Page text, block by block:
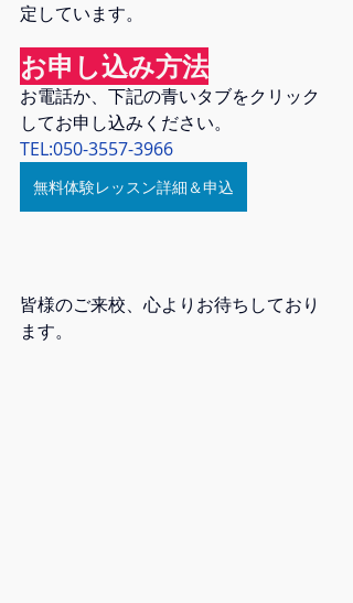
定しています。
お申し込み方法
お電話か、下記の青いタブをクリック
してお申し込みください。
TEL:050-3557-3966
無料体験レッスン詳細＆申込
皆様のご来校、心よりお待ちしており
ます。